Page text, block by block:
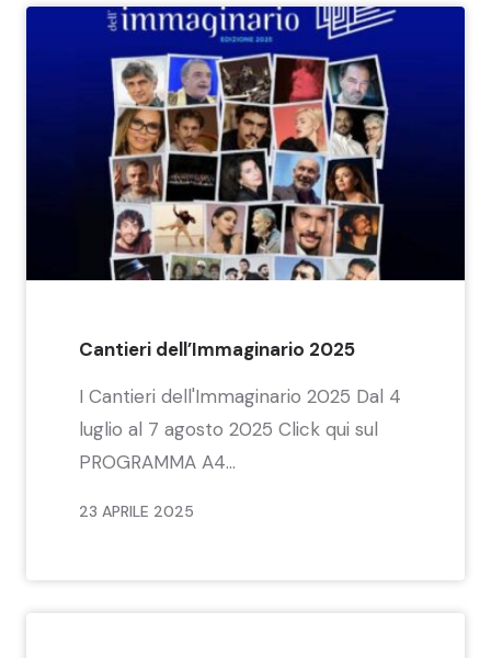
Cantieri dell’Immaginario 2025
I Cantieri dell'Immaginario 2025 Dal 4
luglio al 7 agosto 2025 Click qui sul
PROGRAMMA A4...
23 APRILE 2025